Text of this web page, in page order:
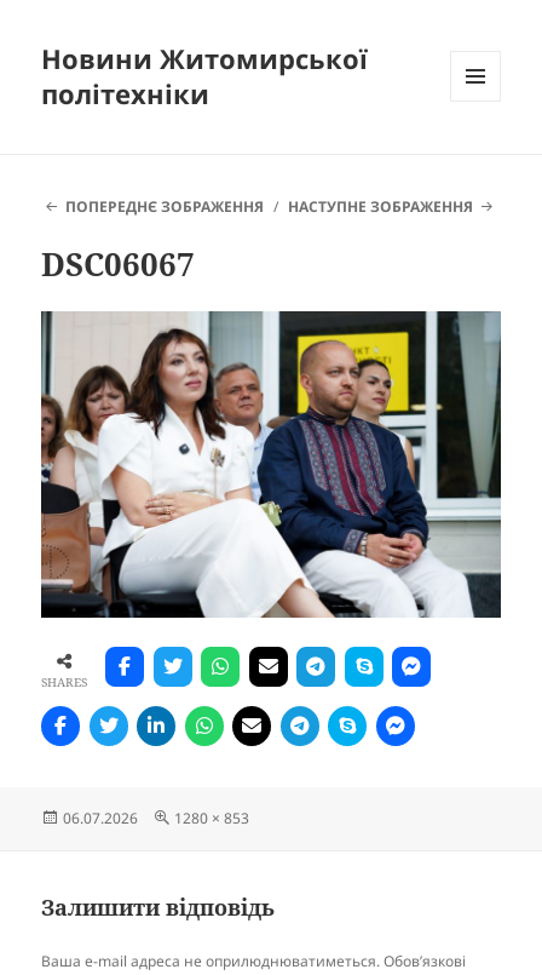
Новини Житомирської
політехніки
ПОПЕРЕДНЄ ЗОБРАЖЕННЯ НАСТУПНЕ ЗОБРАЖЕННЯ
DSC06067
SHARES
Опубліковано
06.07.2026
Повний
1280 × 853
Залишити відповідь
Ваша e-mail адреса не оприлюднюватиметься. Обов’язкові